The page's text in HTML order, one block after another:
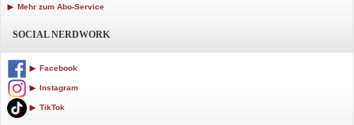
Mehr zum Abo-Service
SOCIAL NERDWORK
Facebook
Instagram
TikTok